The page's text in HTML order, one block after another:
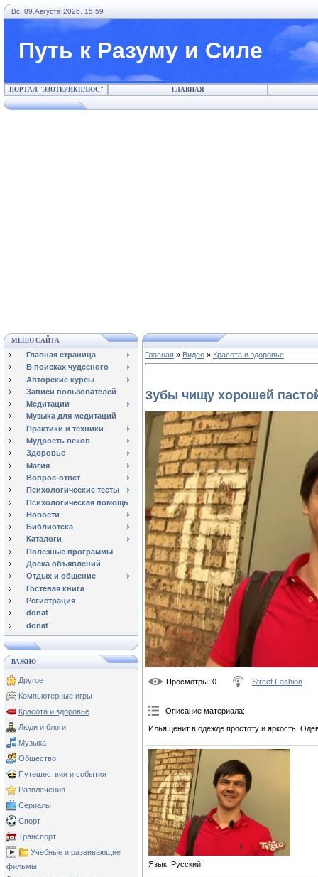
Вс, 09.Августа.2026, 15:59
Путь к Разуму и Силе
ПОРТАЛ "ЭЗОТЕРИКПЛЮС" ГЛАВНАЯ
МЕНЮ САЙТА
Главная страница
В поисках чудесного
Авторские курсы
Записи пользователей
Медитации
Музыка для медитаций
Практики и техники
Мудрость веков
Здоровье
Магия
Вопрос-ответ
Психологические тесты
Психологическая помощь
Новости
Библиотека
Каталоги
Полезные программы
Доска объявлений
Отдых и общение
Гостевая книга
Регистрация
donat
donat
ВАЖНО
Другое
Компьютерные игры
Красота и здоровье
Люди и блоги
Музыка
Общество
Путешествия и события
Развлечения
Сериалы
Спорт
Транспорт
Учебные и развивающие
фильмы
Главная » Видео » Красота и здоровье
Зубы чищу хорошей
Просмотры: 0 Street Fashion
Описание материала:
Илья ценит в одежде простоту и яркость.
Язык: Русский